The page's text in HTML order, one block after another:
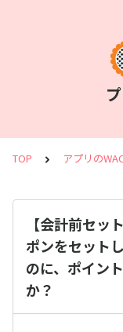
TOP アプリの
【会計前セッ
ポンをセット
のに、ポイン
か？